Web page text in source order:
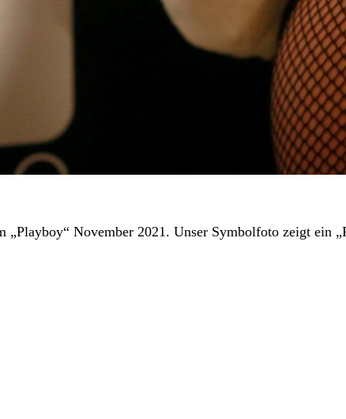
November 2021. Unser Symbolfoto zeigt ein